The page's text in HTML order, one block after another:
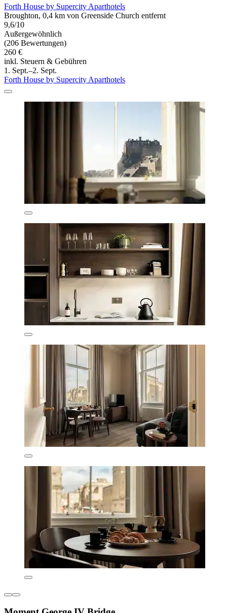
Forth House by Supercity Aparthotels
Broughton, 0,4 km von Greenside Church entfernt
9,6/10
Außergewöhnlich
(206 Bewertungen)
260 €
inkl. Steuern & Gebühren
1. Sept.–2. Sept.
Forth House by Supercity Aparthotels